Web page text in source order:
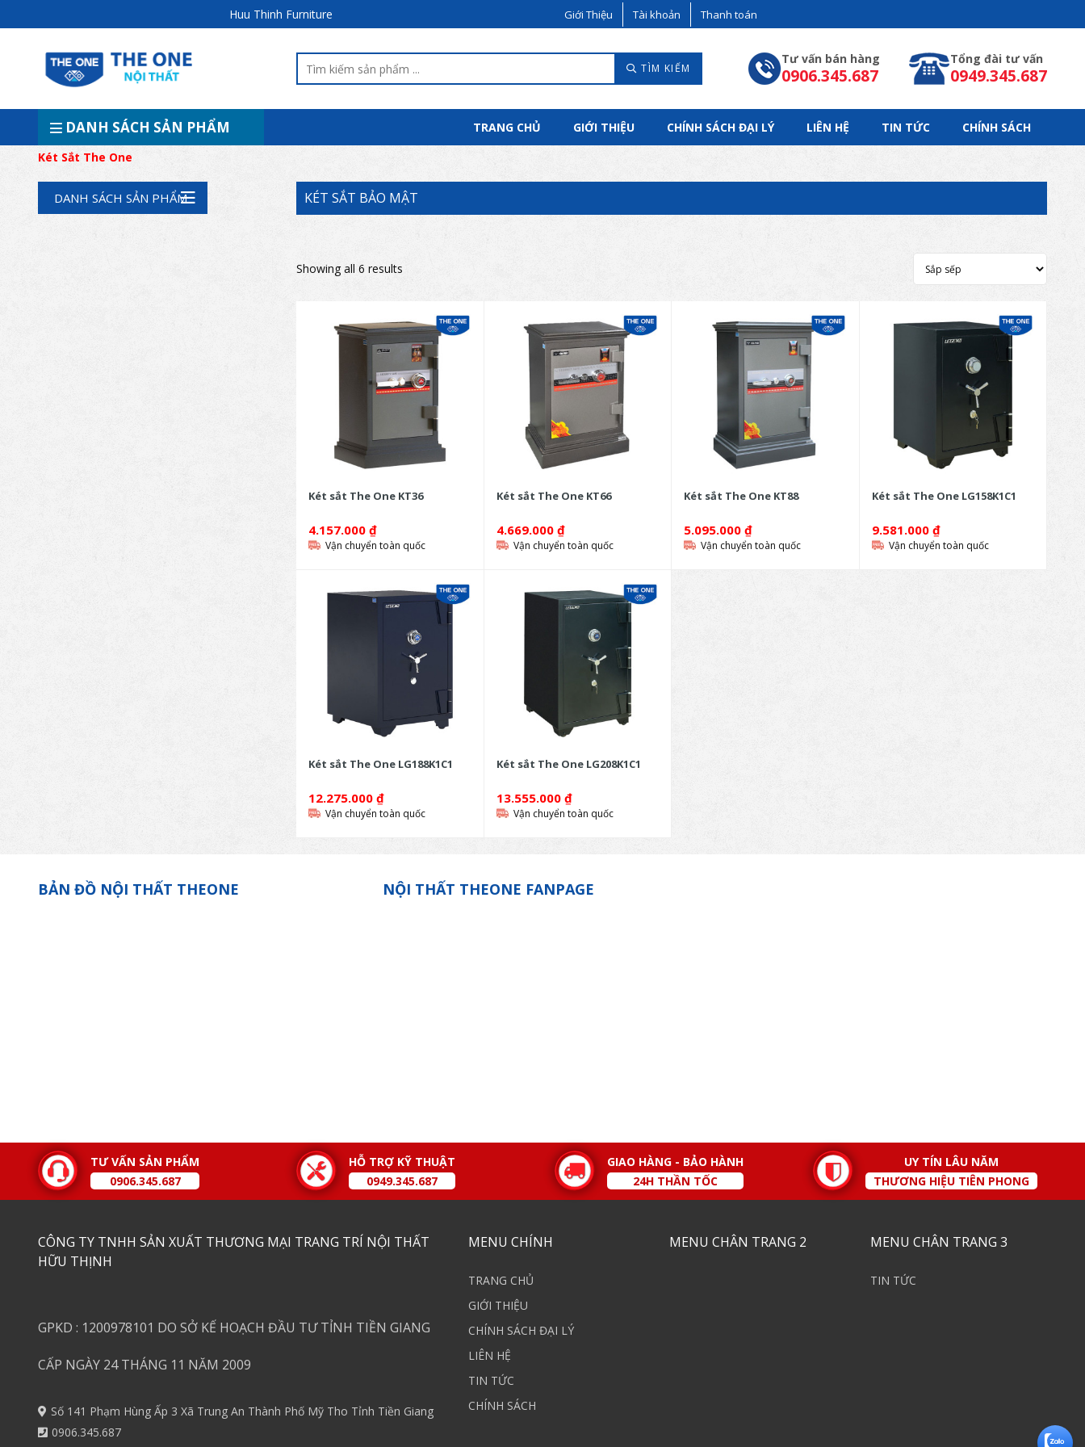
Huu Thinh Furniture Giới Thiệu Tài khoản Thanh toán
TÌM KIẾM
Tư vấn bán hàng
0906.345.687
Tổng đài tư vấn
0949.345.687
DANH SÁCH SẢN PHẨM TRANG CHỦ GIỚI THIỆU CHÍNH SÁCH ĐẠI LÝ LIÊN HỆ TIN TỨC
CHÍNH SÁCH
Két Sắt The One
KÉT SẮT BẢO MẬT
Showing all 6 results
Két sắt The One KT36
4.157.000 ₫
Vận chuyển toàn quốc
Két sắt The One KT66
4.669.000 ₫
Vận chuyển toàn quốc
Két sắt The One KT88
5.095.000 ₫
Vận chuyển toàn quốc
Két sắt The One LG158K1C1
9.581.000 ₫
Vận chuyển toàn quốc
Két sắt The One LG188K1C1
12.275.000 ₫
Vận chuyển toàn quốc
Két sắt The One LG208K1C1
13.555.000 ₫
Vận chuyển toàn quốc
DANH SÁCH SẢN PHẨM
BẢN ĐỒ NỘI THẤT THEONE NỘI THẤT THEONE FANPAGE
TƯ VẤN SẢN PHẨM
0906.345.687
HỖ TRỢ KỸ THUẬT
0949.345.687
GIAO HÀNG - BẢO HÀNH
24H THẦN TỐC
UY TÍN LÂU NĂM
THƯƠNG HIỆU TIÊN PHONG
CÔNG TY TNHH SẢN XUẤT THƯƠNG MẠI TRANG TRÍ NỘI THẤT
HỮU THỊNH
GPKD : 1200978101 DO SỞ KẾ HOẠCH ĐẦU TƯ TỈNH TIỀN GIANG
CẤP NGÀY 24 THÁNG 11 NĂM 2009
Số 141 Phạm Hùng Ấp 3 Xã Trung An Thành Phố Mỹ Tho Tỉnh Tiền Giang
0906.345.687
MENU CHÍNH
TRANG CHỦ
GIỚI THIỆU
CHÍNH SÁCH ĐẠI LÝ
LIÊN HỆ
TIN TỨC
CHÍNH SÁCH
MENU CHÂN TRANG 2 MENU CHÂN TRANG 3
TIN TỨC